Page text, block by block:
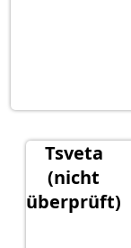
Tsveta
(nicht
überprüft)